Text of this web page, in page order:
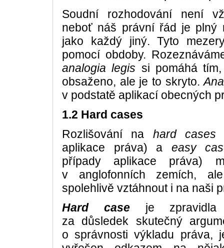
Soudní rozhodování není
neboť náš právní řád je plný
jako každý jiný. Tyto
pomocí obdoby.
analogia legis si pomáhá
obsaženo, ale je to skryto.
v podstatě aplikací obecných
1.2 Hard cases
Rozlišování na hard cases
aplikace práva) a easy
případy aplikace práva)
v anglofonních zemích,
spolehlivě vztáhnout i na naši
Hard caseje zpravidla
za důsledek skutečný
o správnosti výkladu práva,